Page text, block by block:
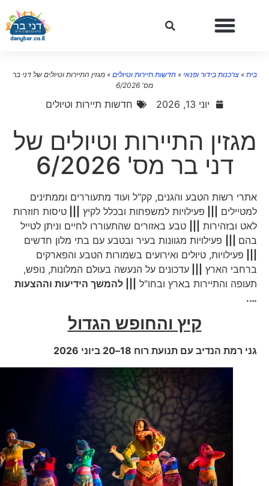
»צרכנות בידור ופנאי»חדשות תיירות וטיולים»מגזין התיירות וטיולים של דני בר
מס' 6/2026
יוני 13, 2026 חדשות תיירות וטיולים
מגזין התיירות וטיולים של
דני בר מס' 6/2026
אתרי רשות הטבע והגנים, קק"ל ועוד מתעוררים וממתינים
למטיילים||| פעילויות למשפחות ובכלל לקיץ|||
טיסות חוזרות
לאט ובזהירות|||
טבע באזורים שהתעוררו לחיים וניתן לטייל
בהם|||
פעילויות מגוונות בעיר ובטבע עם בתי מלון חדשים
פעילויות, טיולים ואירועים בשמורות הטבע והפארקים
ברחבי הארץ|||
עדכונים על הנעשה בעולם המלונות, נופש,
תעופה והתיירות בארץ ובחו"ל||| להמשך הידיעות וההצעות
קיץ והחופש הגדול
גני רמת הנדיב עם תנועת רוח18–20 ביוני 2026